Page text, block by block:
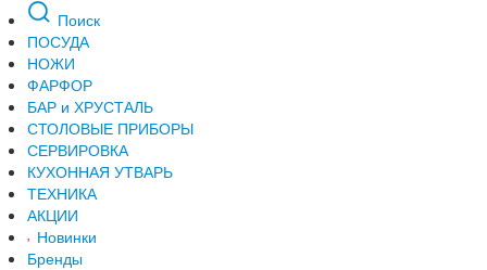
Поиск
ПОСУДА
НОЖИ
ФАРФОР
БАР и ХРУСТАЛЬ
СТОЛОВЫЕ ПРИБОРЫ
СЕРВИРОВКА
КУХОННАЯ УТВАРЬ
ТЕХНИКА
АКЦИИ
Новинки
Бренды